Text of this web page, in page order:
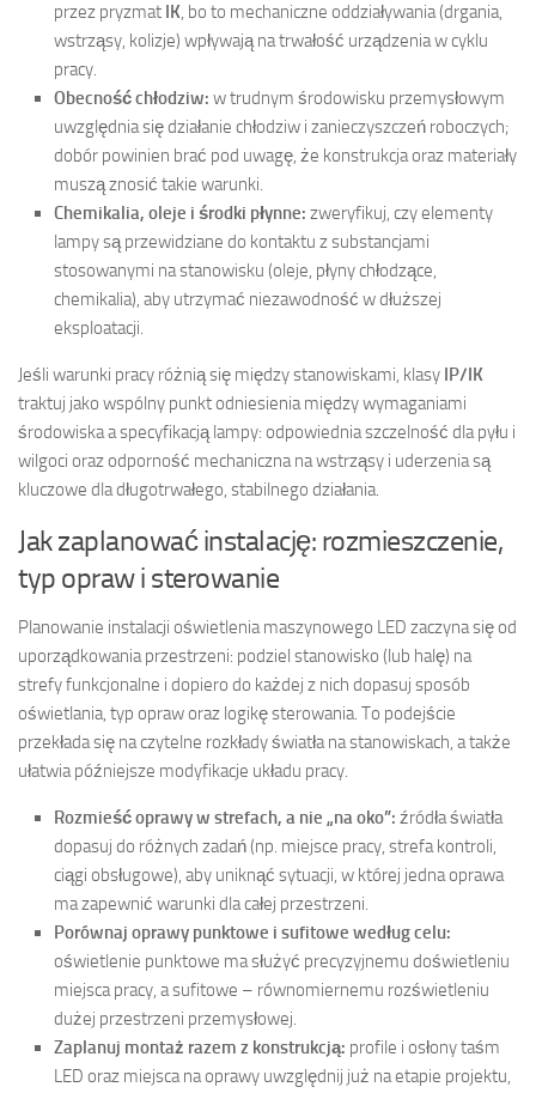
przez pryzmat IK, bo to mechaniczne oddziaływania (drgania,
wstrząsy, kolizje) wpływają na trwałość urządzenia w cyklu
pracy.
Obecność chłodziw: w trudnym środowisku przemysłowym
uwzględnia się działanie chłodziw i zanieczyszczeń roboczych;
dobór powinien brać pod uwagę, że konstrukcja oraz materiały
muszą znosić takie warunki.
Chemikalia, oleje i środki płynne: zweryfikuj, czy elementy
lampy są przewidziane do kontaktu z substancjami
stosowanymi na stanowisku (oleje, płyny chłodzące,
chemikalia), aby utrzymać niezawodność w dłuższej
eksploatacji.
Jeśli warunki pracy różnią się między stanowiskami, klasy IP/IK
traktuj jako wspólny punkt odniesienia między wymaganiami
środowiska a specyfikacją lampy: odpowiednia szczelność dla pyłu i
wilgoci oraz odporność mechaniczna na wstrząsy i uderzenia są
kluczowe dla długotrwałego, stabilnego działania.
Jak zaplanować instalację: rozmieszczenie,
typ opraw i sterowanie
Planowanie instalacji oświetlenia maszynowego LED zaczyna się od
uporządkowania przestrzeni: podziel stanowisko (lub halę) na
strefy funkcjonalne i dopiero do każdej z nich dopasuj sposób
oświetlania, typ opraw oraz logikę sterowania. To podejście
przekłada się na czytelne rozkłady światła na stanowiskach, a także
ułatwia późniejsze modyfikacje układu pracy.
Rozmieść oprawy w strefach, a nie „na oko”: źródła światła
dopasuj do różnych zadań (np. miejsce pracy, strefa kontroli,
ciągi obsługowe), aby uniknąć sytuacji, w której jedna oprawa
ma zapewnić warunki dla całej przestrzeni.
Porównaj oprawy punktowe i sufitowe według celu:
oświetlenie punktowe ma służyć precyzyjnemu doświetleniu
miejsca pracy, a sufitowe – równomiernemu rozświetleniu
dużej przestrzeni przemysłowej.
Zaplanuj montaż razem z konstrukcją: profile i osłony taśm
LED oraz miejsca na oprawy uwzględnij już na etapie projektu,